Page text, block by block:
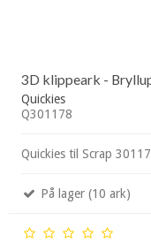
3D klippeark -
Quickies
Q301178
Quickies til Scrap
På lager (10 ark)